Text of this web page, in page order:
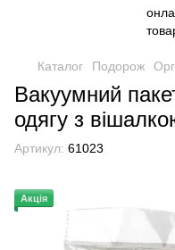
Каталог Подорож
Вакуумний
одягу з
Артикул: 61023
Акція